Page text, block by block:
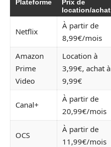
Plateforme
Prix de
location/achat
Netflix
À partir de
8,99€/mois
Amazon
Prime
Video
Location à
3,99€, achat à
9,99€
Canal+
À partir de
20,99€/mois
OCS
À partir de
11,99€/mois